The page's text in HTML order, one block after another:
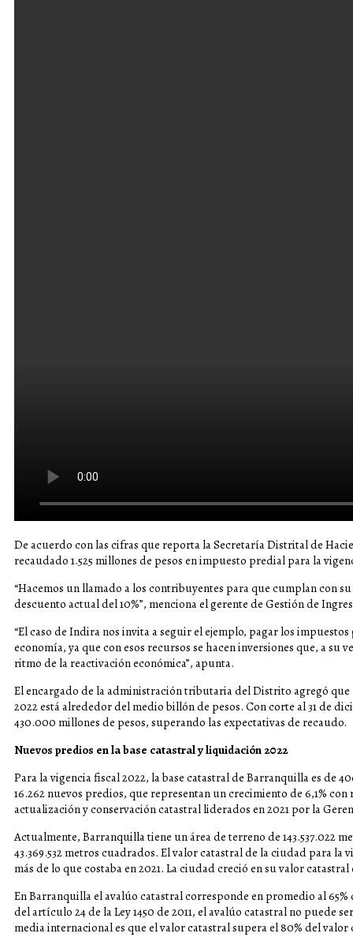
De acuerdo con las cifras que reporta la Secretaría Distrital de
recaudado 1.525 millones de pesos en impuesto predial para la
“Hacemos un llamado a los contribuyentes para que cumplan con
descuento actual del 10%”, menciona el gerente de Gestión de
“El caso de Indira nos invita a seguir el ejemplo, pagar los
economía, ya que con esos recursos se hacen inversiones que, a su
ritmo de la reactivación económica”, apunta.
El encargado de la administración tributaria del Distrito agregó
2022 está alrededor del medio billón de pesos. Con corte al 31 de
430.000 millones de pesos, superando las expectativas de recaudo.
Nuevos predios en la base catastral y liquidación 2022
Para la vigencia fiscal 2022, la base catastral de Barranquilla es de
16.262 nuevos predios, que representan un crecimiento de 6,1%
actualización y conservación catastral liderados en 2021 por la
Actualmente, Barranquilla tiene un área de terreno de 143.537.022
43.369.532 metros cuadrados. El valor catastral de la ciudad para la
más de lo que costaba en 2021. La ciudad creció en su valor
En Barranquilla el avalúo catastral corresponde en promedio al
del artículo 24 de la Ley 1450 de 2011, el avalúo catastral no puede
media internacional es que el valor catastral supera el 80% del valor